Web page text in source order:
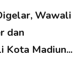
Wawali
dan
Madiun...